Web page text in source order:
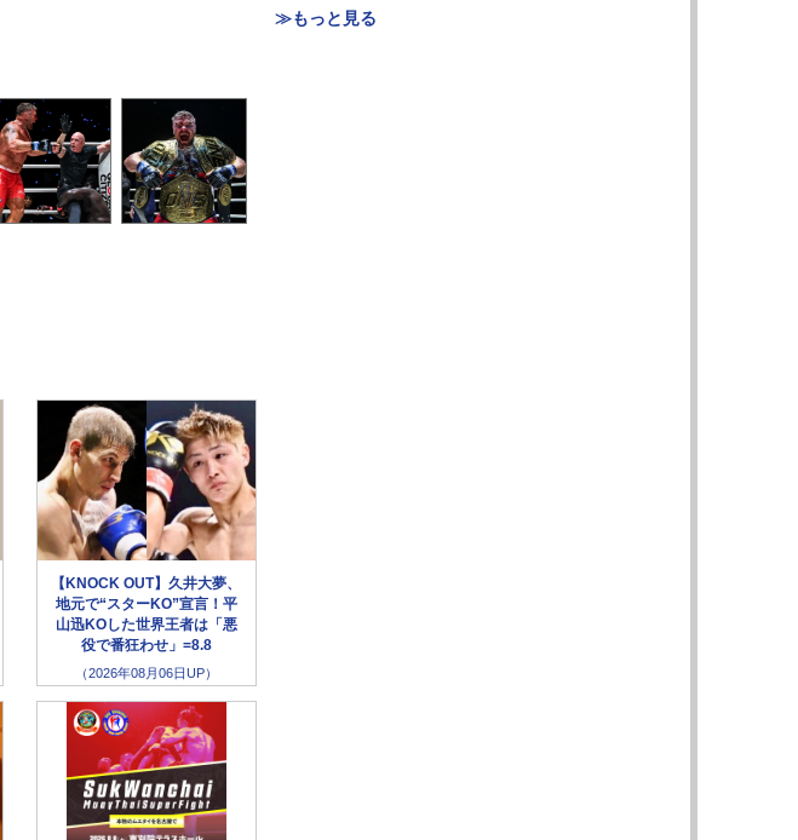
【KNOCK OUT】久井大夢、
地元で“スターKO”宣言！平
山迅KOした世界王者は「悪
役で番狂わせ」=8.8
（2026年08月06日UP）
≫もっと見る